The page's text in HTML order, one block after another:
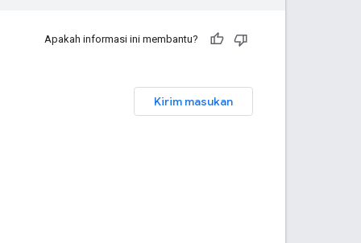
Apakah informasi ini membantu?
Kirim masukan